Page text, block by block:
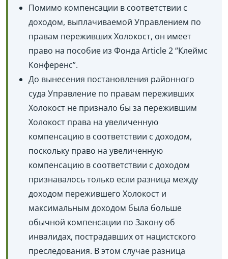
Помимо компенсации в соответствии с
доходом, выплачиваемой Управлением по
правам переживших Холокост, он имеет
право на пособие из Фонда Article 2 “Клеймс
Конференс”.
До вынесения постановления районного
суда Управление по правам переживших
Холокост не признало бы за пережившим
Холокост права на увеличенную
компенсацию в соответствии с доходом,
поскольку право на увеличенную
компенсацию в соответствии с доходом
признавалось только если разница между
доходом пережившего Холокост и
максимальным доходом была больше
обычной компенсации по Закону об
инвалидах, пострадавших от нацистского
преследования. В этом случае разница